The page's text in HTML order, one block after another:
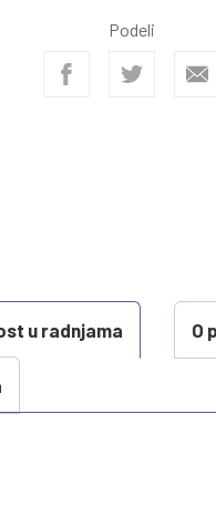
Podeli
u radnjama O